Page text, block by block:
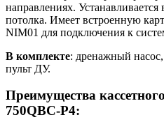
направлениях. Устанавливается
потолка. Имеет встроенную
NIM01 для подключения к
В комплекте: дренажный
пульт ДУ.
Преимущества
750QBC-P4: